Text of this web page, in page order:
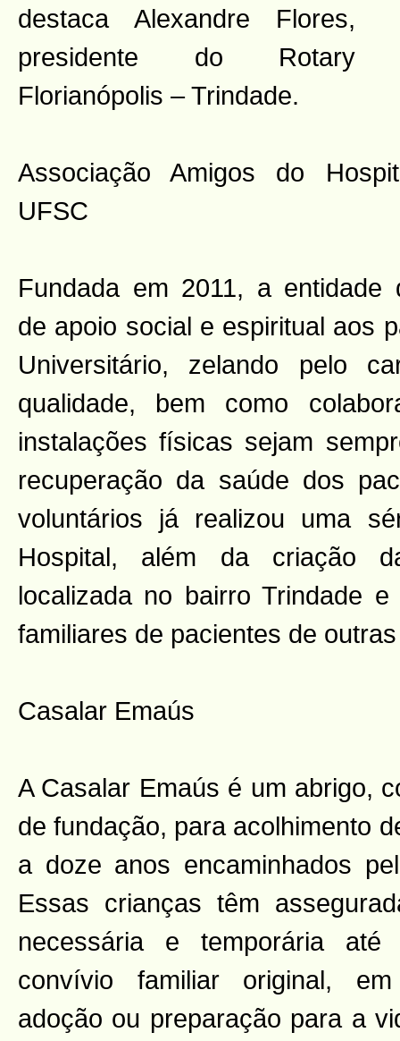
destaca Alexandre Flores,
presidente do Rotary
Florianópolis – Trindade.
Associação Amigos do
UFSC
Fundada em 2011, a entidade
de apoio social e espiritual aos
Universitário, zelando pelo
qualidade, bem como
instalações físicas sejam
recuperação da saúde dos
voluntários já realizou uma
Hospital, além da criação
localizada no bairro Trindade
familiares de pacientes de
Casalar Emaús
A Casalar Emaús é um abrigo,
de fundação, para acolhimento
a doze anos encaminhados
Essas crianças têm
necessária e temporária
convívio familiar original,
adoção ou preparação para a